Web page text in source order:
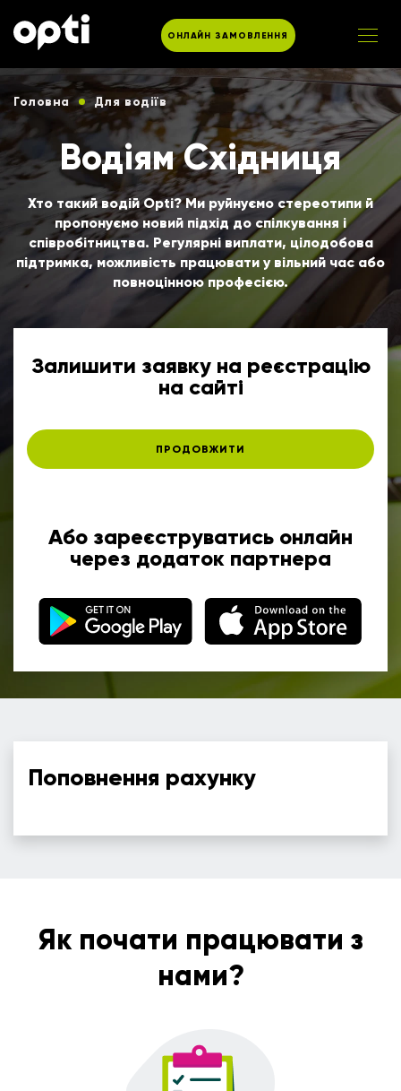
ОНЛАЙН ЗАМОВЛЕННЯ
Головна Для водіїв
Водіям Східниця
Хто такий водій Opti? Ми руйнуємо стереотипи й
пропонуємо новий підхід до спілкування і
співробітництва. Регулярні виплати, цілодобова
підтримка, можливість працювати у вільний час або
повноцінною професією.
Залишити заявку на реєстрацію
на сайті
ПРОДОВЖИТИ
Або зареєструватись онлайн
через додаток партнера
Поповнення рахунку
Як почати працювати з
нами?